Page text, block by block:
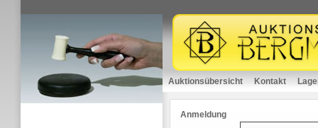
Auktionsübersicht Kontakt
Anmeldung